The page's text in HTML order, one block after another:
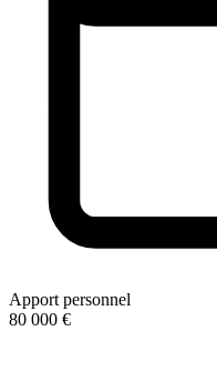
Apport personnel
80 000 €